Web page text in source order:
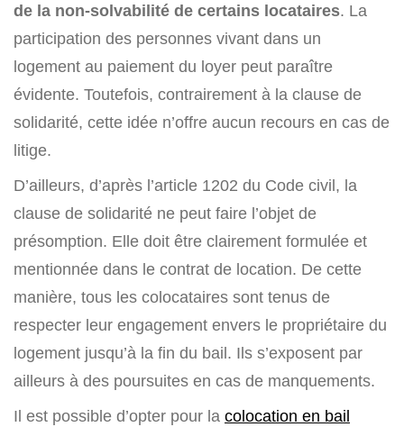
de la non-solvabilité de certains locataires. La
participation des personnes vivant dans un
logement au paiement du loyer peut paraître
évidente. Toutefois, contrairement à la clause de
solidarité, cette idée n’offre aucun recours en cas de
litige.
D’ailleurs, d’après l’article 1202 du Code civil, la
clause de solidarité ne peut faire l’objet de
présomption. Elle doit être clairement formulée et
mentionnée dans le contrat de location. De cette
manière, tous les colocataires sont tenus de
respecter leur engagement envers le propriétaire du
logement jusqu’à la fin du bail. Ils s’exposent par
ailleurs à des poursuites en cas de manquements.
Il est possible d’opter pour la colocation en bail